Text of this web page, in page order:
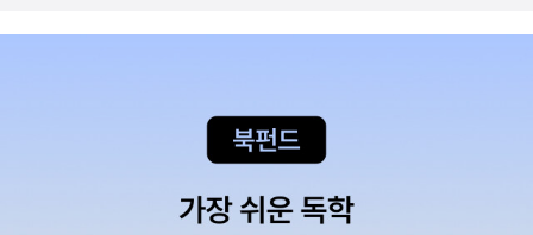
계와 세계관을 형성하는 데 어떤 영향을 미쳤는지 추적한다. 우리는
부족한 사료와 유구한 시간을 넘어 먼 과거의 어휘를 추적할 수는 없
과정을 살피는 것은 가능하다. 새로운 어휘가 번역되어 들어오면서